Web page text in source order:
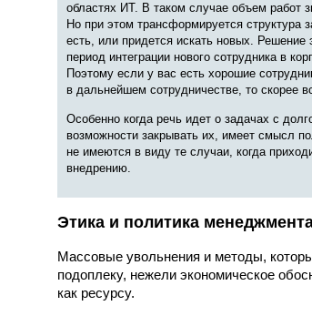
областях ИТ. В таком случае объем работ
Но при этом трансформируется
есть, или придется искать новых. Решение
период интеграции нового сотрудника в
Поэтому если у вас есть хорошие
в дальнейшем сотрудничестве, то скорее
Особенно когда речь идет о задачах с
возможности закрывать их, имеет смысл
не имеются в виду те случаи, когда
внедрению.
Этика и политика
Массовые увольнения и методы,
подоплеку, нежели экономическое
как ресурсу.